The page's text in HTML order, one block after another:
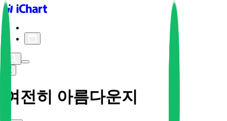
iChart logo
여전히 아름다운지